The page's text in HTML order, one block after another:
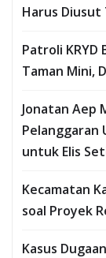
Harus Diusut
Patroli KRYD
Taman Mini,
Jonatan Aep
Pelanggaran
untuk Elis
Kecamatan
soal Proyek
Kasus